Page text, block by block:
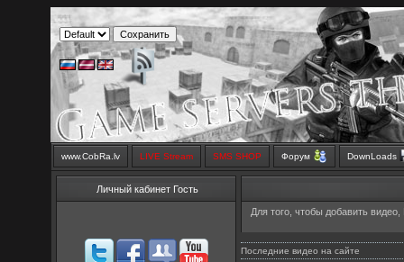
www.CobRa.lv LIVE Stream SMS SHOP Форум DownLoads
Личный кабинет Гость
Для того, чтобы добавить
Последние видео на сайте